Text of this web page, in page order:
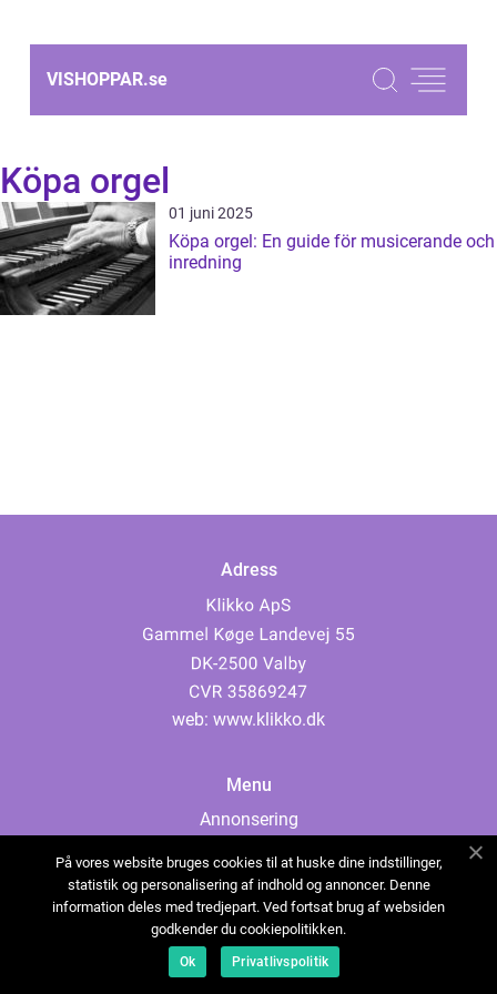
VISHOPPAR.se
Köpa orgel
01 juni 2025
Köpa orgel: En guide för musicerande och
inredning
Adress
web: www.klikko.dk
Menu
Annonsering
Cookies
Kontakta oss
Sitemap
På vores website bruges cookies til at huske dine indstillinger,
statistik og personalisering af indhold og annoncer. Denne
information deles med tredjepart. Ved fortsat brug af websiden
godkender du cookiepolitikken.
Ok Privatlivspolitik